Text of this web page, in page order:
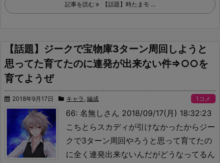
記事を読む 【話題】時たまモ ...
【話題】ジークで宝物庫3ターン周回しようと
思ってた育てたのに連発が出来ない件⇒○○を
育てようぜ
2018年9月17日 キャラ , 編成 1コメ
66: 名無しさん 2018/09/17(月) 18:32:23
こちとらスカディが引けなかったからジー
クで3ターン周回やろうと思って育てたの
に全く連発出来ないんだがどうなってるん